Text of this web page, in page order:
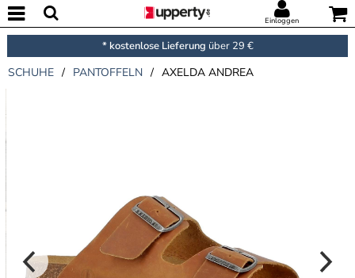
Einloggen
* kostenlose Lieferung über 29 €
SCHUHE / PANTOFFELN / AXELDA ANDREA